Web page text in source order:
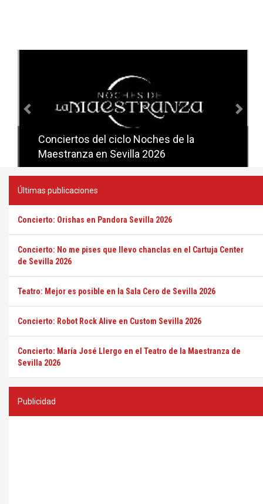
Conciertos del ciclo Noches de la
Maestranza en Sevilla 2026
Conciertos del ciclo Candlelight en
Sevilla
Últimas publicaciones
Concierto: Orishas en Pandora Sevilla 2026
Concierto: No me pises que llevo chanclas en el Cartuja Center
de Sevilla 2026
Teatro: Mejor es posible en la Sala Cero de Sevilla 2026
Concierto: Robot Rock Alive en Custom Sevilla 2026
Concierto: María José Llergo en el Teatro de la Maestranza de
Sevilla 2026
Publicidad